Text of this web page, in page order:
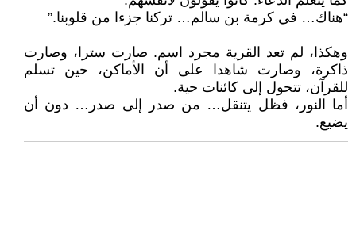
“هناك… في كرمة بن سالم… تركنا جزءا من قلوبنا.”
وهكذا، لم تعد القرية مجرد اسم. صارت سترا، وصارت
ذاكرة، وصارت شاهدا على أن الأماكن، حين تسلم
للقرآن، تتحول إلى كائنات حية.
أما النور، فظل يتنقل… من صدر إلى صدر… دون أن
يضيع.